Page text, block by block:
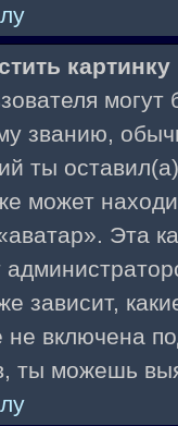
могут
званию,
ты
может
Эта
зависит,
включена
ты можешь